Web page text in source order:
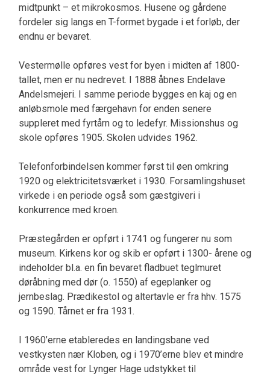
midtpunkt – et mikrokosmos. Husene og gårdene
fordeler sig langs en T-formet bygade i et forløb, der
endnu er bevaret.
Vestermølle opføres vest for byen i midten af 1800-
tallet, men er nu nedrevet. I 1888 åbnes Endelave
Andelsmejeri. I samme periode bygges en kaj og en
anløbsmole med færgehavn for enden senere
suppleret med fyrtårn og to ledefyr. Missionshus og
skole opføres 1905. Skolen udvides 1962.
Telefonforbindelsen kommer først til øen omkring
1920 og elektricitetsværket i 1930. Forsamlingshuset
virkede i en periode også som gæstgiveri i
konkurrence med kroen.
Præstegården er opført i 1741 og fungerer nu som
museum. Kirkens kor og skib er opført i 1300- årene og
indeholder bl.a. en fin bevaret fladbuet teglmuret
døråbning med dør (o. 1550) af egeplanker og
jernbeslag. Prædikestol og altertavle er fra hhv. 1575
og 1590. Tårnet er fra 1931.
I 1960’erne etableredes en landingsbane ved
vestkysten nær Kloben, og i 1970’erne blev et mindre
område vest for Lynger Hage udstykket til